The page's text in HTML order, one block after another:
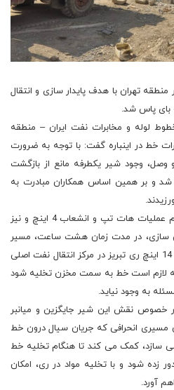
ری تبریز در منطقه تهران با هدف پایدار سازی و انتقال
بای پاس شد.
لوله و مخابرات نفت ایران – منطقه
خط در اینباره گفت: با توجه به ضرورت
وجود شیر یکطرفه مانع از بازگشت
و بر همین اساس همکاران مبادرت به
وی اضافه کرد: بدین منظور با انجام عملیات هات تپ و انشعاب 4 اینچ و نیز
سازی، در مدت زمان هشت ساعت، مسیر
بای پاس روی چک ولو خروجی خط 14 اینچ ری تبریز در مرکز انتقال نفت اصلی
لازم است خط به سمت مخزن تخلیه شود
به وجود نیاید.
خصوص نقش این شیر جایگزین و میانبر
مسیری انحرافی که جریان سیال درون خط
سازد، کمک می کند تا هنگام تخلیه خط
زده شود و با تخلیه مواد در ری، امکان
آورد.